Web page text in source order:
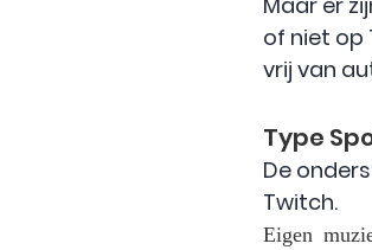
of niet op
vrij van
Type
De
Twitch.
Eigen